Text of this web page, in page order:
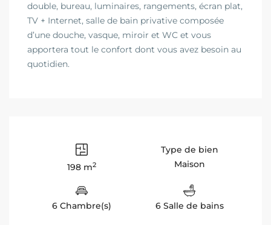
double, bureau, luminaires, rangements, écran plat,
TV + Internet, salle de bain privative composée
d’une douche, vasque, miroir et WC et vous
apportera tout le confort dont vous avez besoin au
quotidien.
198 m2
Type de bien
Maison
6 Chambre(s) 6 Salle de bains